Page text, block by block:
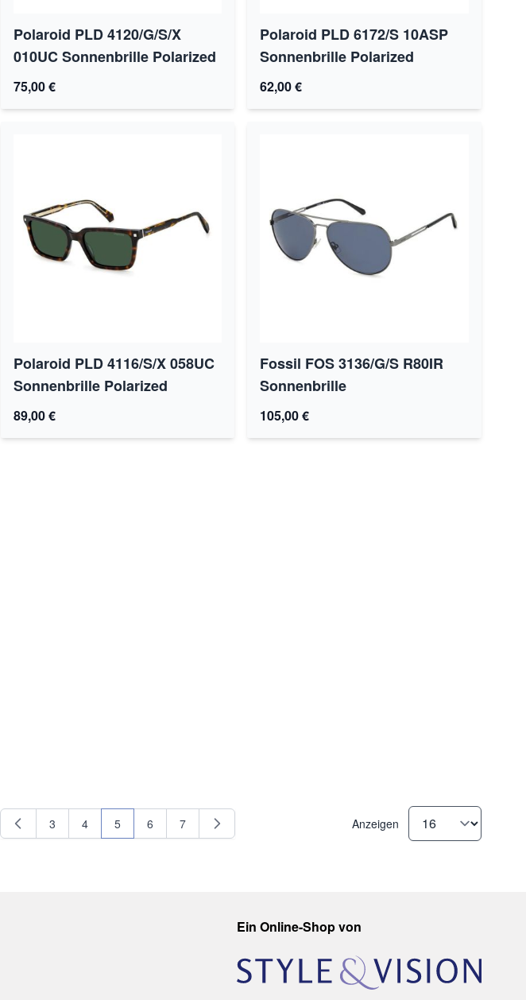
Polaroid PLD 4120/G/S/X
010UC Sonnenbrille Polarized
75,00 €
Polaroid PLD 6172/S 10ASP
Sonnenbrille Polarized
62,00 €
Polaroid PLD 4116/S/X 058UC
Sonnenbrille Polarized
89,00 €
Fossil FOS 3136/G/S R80IR
Sonnenbrille
105,00 €
Seite
3 Seite
4 Sie lesen gerade Seite
5 Seite
6 Seite
7 Anzeigen
Ein Online-Shop von